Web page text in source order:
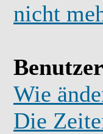
nicht
Wie
Die